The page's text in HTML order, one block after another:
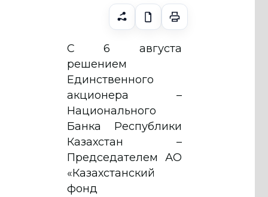
С 6 августа
решением
Единственного
акционера –
Национального
Банка Республики
Казахстан –
Председателем АО
«Казахстанский
фонд